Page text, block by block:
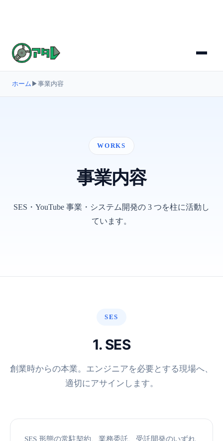
ホーム ▶事業内容
WORKS
事業内容
SES・YouTube 事業・システム開発の 3 つを柱に活動し
ています。
SES
1. SES
創業時からの本業。エンジニアを必要とする現場へ、
適切にアサインします。
SES 形態の常駐契約、業務委託、受託開発のいずれ